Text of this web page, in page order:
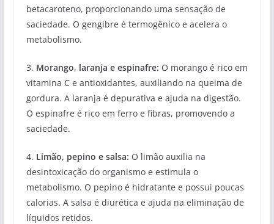
betacaroteno, proporcionando uma sensação de
saciedade. O gengibre é termogênico e acelera o
metabolismo.
3. Morango, laranja e espinafre: O morango é rico em
vitamina C e antioxidantes, auxiliando na queima de
gordura. A laranja é depurativa e ajuda na digestão.
O espinafre é rico em ferro e fibras, promovendo a
saciedade.
4. Limão, pepino e salsa: O limão auxilia na
desintoxicação do organismo e estimula o
metabolismo. O pepino é hidratante e possui poucas
calorias. A salsa é diurética e ajuda na eliminação de
líquidos retidos.